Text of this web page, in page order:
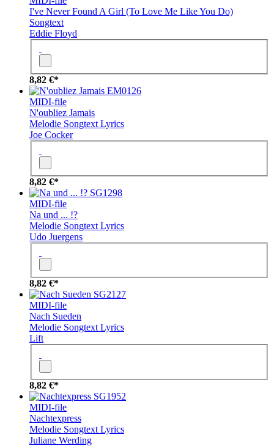
I've Never Found A Girl (To Love Me Like You Do)
Songtext
Eddie Floyd
8,82 €*
EM0126
MIDI-file
N'oubliez Jamais
Melodie Songtext Lyrics
Joe Cocker
8,82 €*
SG1298
MIDI-file
Na und ... !?
Melodie Songtext Lyrics
Udo Juergens
8,82 €*
SG2127
MIDI-file
Nach Sueden
Melodie Songtext Lyrics
Lift
8,82 €*
SG1952
MIDI-file
Nachtexpress
Melodie Songtext Lyrics
Juliane Werding